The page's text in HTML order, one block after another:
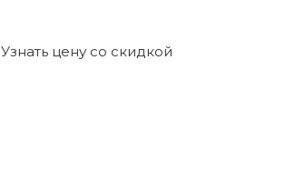
Узнать цену со скидкой